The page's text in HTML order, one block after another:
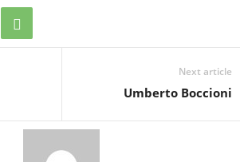
Next article
Umberto Boccioni